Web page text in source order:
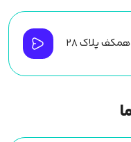
پلاک ۲۸